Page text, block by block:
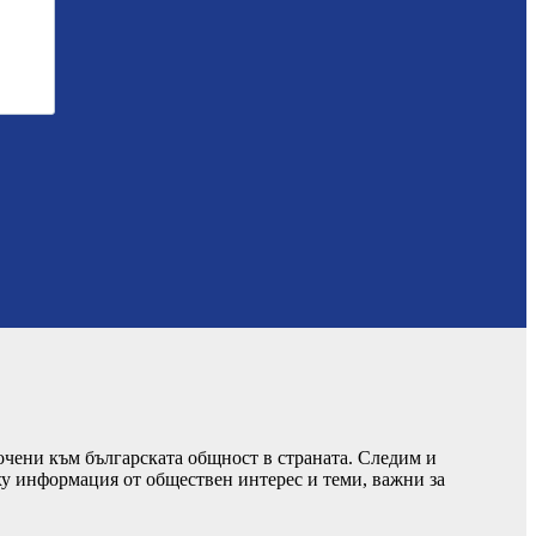
към българската общност в страната. Следим и
информация от обществен интерес и теми, важни за